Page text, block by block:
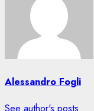
Alessandro Fogli
See author's posts